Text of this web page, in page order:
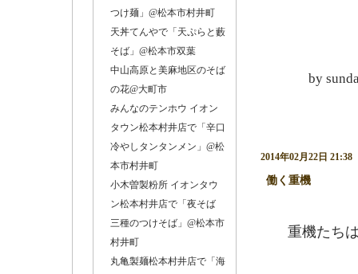
つけ麺」@松本市村井町
天丼てんやで「天ぷらと藪
そば」@松本市双葉
中山高原と美麻地区のそば
の花@大町市
みんなのテンホウ イオン
タウン松本村井店で「辛口
冷やしタンタンメン」@松
本市村井町
小木曽製粉所 イオンタウ
ン松本村井店で「夜そば
三種のつけそば」@松本市
村井町
丸亀製麺松本村井店で「海
by
働く重機
2014年02月22日 21:38
重機たち